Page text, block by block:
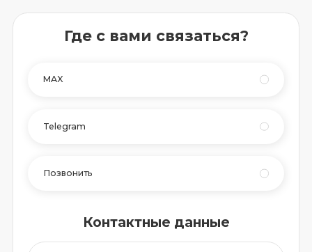
Где с вами связаться?
MAX
Telegram
Позвонить
Контактные данные